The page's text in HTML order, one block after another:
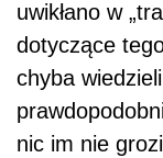
uwikłano w
dotyczące
chyba
nic im nie